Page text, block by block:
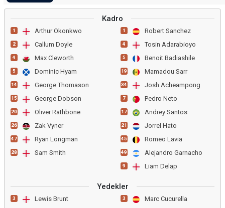
Kadro
1 Arthur Okonkwo
2 Callum Doyle
4 Max Cleworth
5 Dominic Hyam
14 George Thomason
15 George Dobson
20 Oliver Rathbone
26 Zak Vyner
47 Ryan Longman
28 Sam Smith
1 Robert Sanchez
4 Tosin Adarabioyo
5 Benoit Badiashile
19 Mamadou Sarr
34 Josh Acheampong
7 Pedro Neto
17 Andrey Santos
21 Jorrel Hato
45 Romeo Lavia
49 Alejandro Garnacho
9 Liam Delap
Yedekler
3 Lewis Brunt 3 Marc Cucurella